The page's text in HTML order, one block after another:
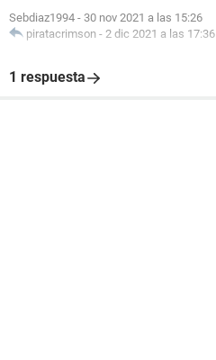
Sebdiaz1994 - 30 nov 2021 a las 15:26
piratacrimson - 2 dic 2021 a las 17:36
1 respuesta